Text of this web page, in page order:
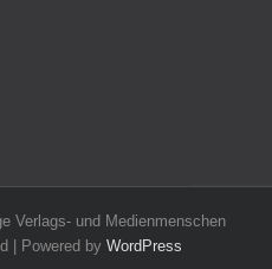
Verlags- und Medienmenschen
| Powered by WordPress